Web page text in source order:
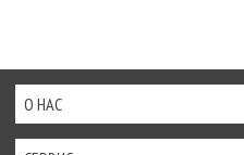
О НАС